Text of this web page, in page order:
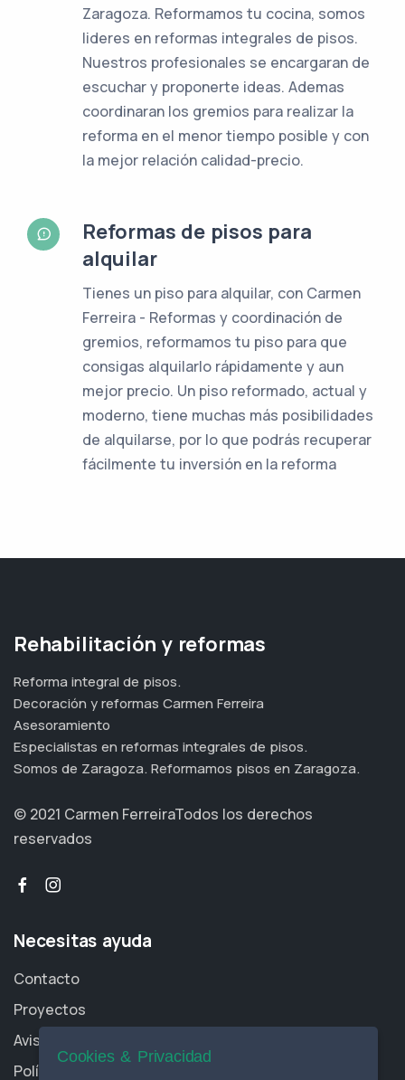
Zaragoza. Reformamos tu cocina, somos
lideres en reformas integrales de pisos.
Nuestros profesionales se encargaran de
escuchar y proponerte ideas. Ademas
coordinaran los gremios para realizar la
reforma en el menor tiempo posible y con
la mejor relación calidad-precio.
Reformas de pisos para
alquilar
Tienes un piso para alquilar, con Carmen
Ferreira - Reformas y coordinación de
gremios, reformamos tu piso para que
consigas alquilarlo rápidamente y aun
mejor precio. Un piso reformado, actual y
moderno, tiene muchas más posibilidades
de alquilarse, por lo que podrás recuperar
fácilmente tu inversión en la reforma
Rehabilitación y reformas
Reforma integral de pisos.
Decoración y reformas Carmen Ferreira
Asesoramiento
Especialistas en reformas integrales de pisos.
Somos de Zaragoza. Reformamos pisos en Zaragoza.
© 2021 Carmen FerreiraTodos los derechos
reservados
Necesitas ayuda
Contacto
Proyectos
Aviso Legal
Política de Cookies
Cookies & Privacidad